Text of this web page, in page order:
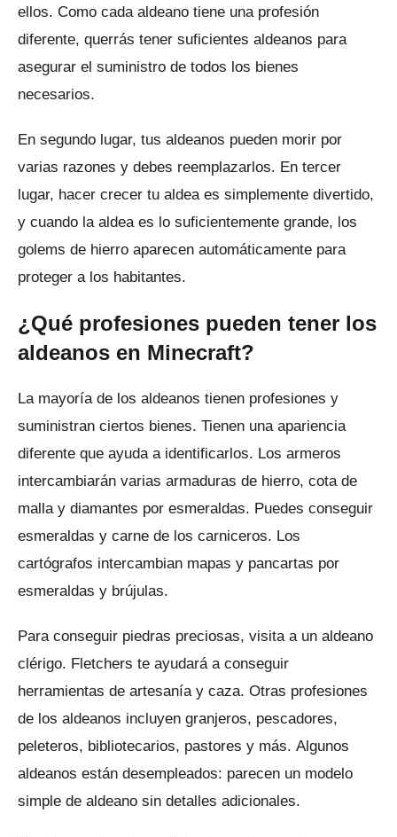
ellos. Como cada aldeano tiene una profesión
diferente, querrás tener suficientes aldeanos para
asegurar el suministro de todos los bienes
necesarios.
En segundo lugar, tus aldeanos pueden morir por
varias razones y debes reemplazarlos. En tercer
lugar, hacer crecer tu aldea es simplemente divertido,
y cuando la aldea es lo suficientemente grande, los
golems de hierro aparecen automáticamente para
proteger a los habitantes.
¿Qué profesiones pueden tener los
aldeanos en Minecraft?
La mayoría de los aldeanos tienen profesiones y
suministran ciertos bienes. Tienen una apariencia
diferente que ayuda a identificarlos. Los armeros
intercambiarán varias armaduras de hierro, cota de
malla y diamantes por esmeraldas. Puedes conseguir
esmeraldas y carne de los carniceros. Los
cartógrafos intercambian mapas y pancartas por
esmeraldas y brújulas.
Para conseguir piedras preciosas, visita a un aldeano
clérigo. Fletchers te ayudará a conseguir
herramientas de artesanía y caza. Otras profesiones
de los aldeanos incluyen granjeros, pescadores,
peleteros, bibliotecarios, pastores y más. Algunos
aldeanos están desempleados: parecen un modelo
simple de aldeano sin detalles adicionales.